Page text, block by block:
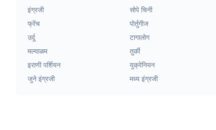
इंग्रजी सोपे चिनी
फ्रेंच
पोर्तुगीज
उर्दू
टागालोग
मल्याळम
तुर्की
इराणी पर्शियन
युक्रेनियन
जुने इंग्रजी
मध्य इंग्रजी